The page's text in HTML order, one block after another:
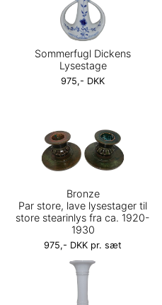
Sommerfugl Dickens
Lysestage
975,- DKK
Bronze
Par store, lave lysestager til
store stearinlys fra ca. 1920-
1930
975,- DKK pr. sæt